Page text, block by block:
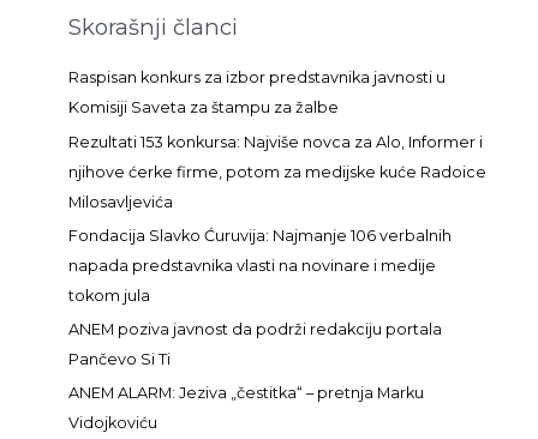
r
a
g
Skorašnji članci
Raspisan konkurs za izbor predstavnika javnosti u
Komisiji Saveta za štampu za žalbe
Rezultati 153 konkursa: Najviše novca za Alo, Informer i
njihove ćerke firme, potom za medijske kuće Radoice
Milosavljevića
Fondacija Slavko Ćuruvija: Najmanje 106 verbalnih
napada predstavnika vlasti na novinare i medije
tokom jula
ANEM poziva javnost da podrži redakciju portala
Pančevo Si Ti
ANEM ALARM: Jeziva „čestitka“ – pretnja Marku
Vidojkoviću